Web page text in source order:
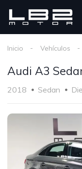
Inicio Vehículos
Audi A3
2018 Sedan